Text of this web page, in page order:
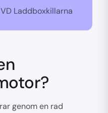
Laddboxkillarna
genom en rad